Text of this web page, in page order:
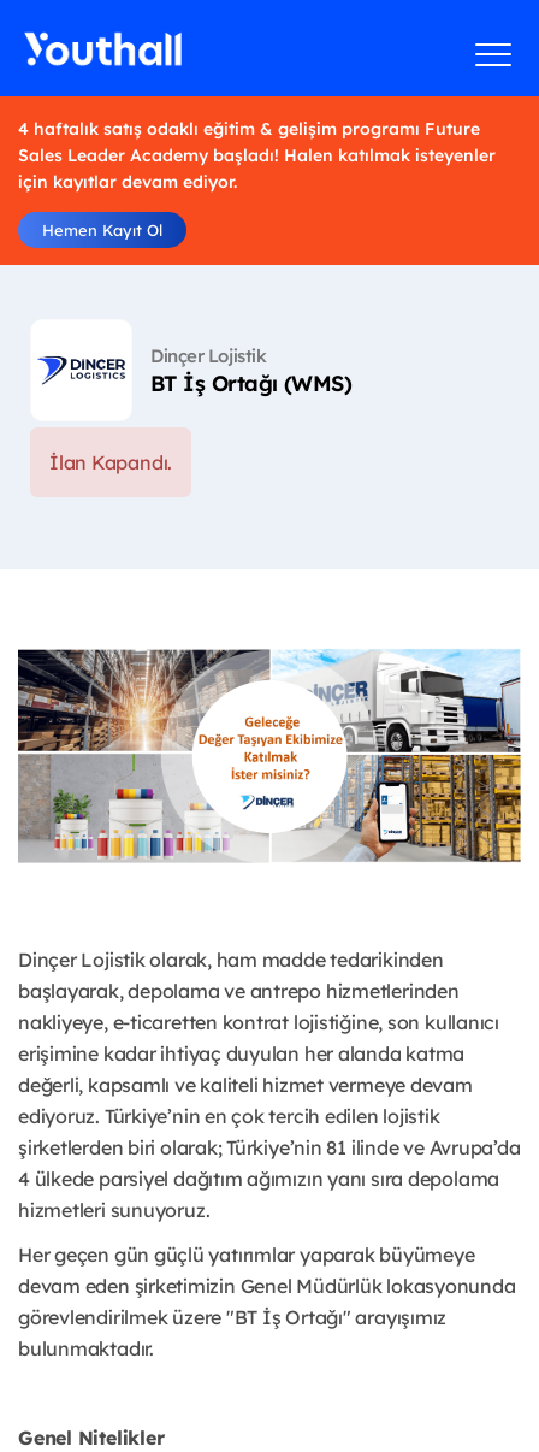
4 haftalık satış odaklı eğitim & gelişim programı Future
Sales Leader Academy başladı! Halen katılmak isteyenler
için kayıtlar devam ediyor.
Hemen Kayıt Ol
Dinçer Lojistik
BT İş Ortağı (WMS)
İlan Kapandı.
Dinçer Lojistik olarak, ham madde tedarikinden
başlayarak, depolama ve antrepo hizmetlerinden
nakliyeye, e-ticaretten kontrat lojistiğine, son kullanıcı
erişimine kadar ihtiyaç duyulan her alanda katma
değerli, kapsamlı ve kaliteli hizmet vermeye devam
ediyoruz. Türkiye’nin en çok tercih edilen lojistik
şirketlerden biri olarak; Türkiye’nin 81 ilinde ve Avrupa’da
4 ülkede parsiyel dağıtım ağımızın yanı sıra depolama
hizmetleri sunuyoruz.
Her geçen gün güçlü yatırımlar yaparak büyümeye
devam eden şirketimizin Genel Müdürlük lokasyonunda
görevlendirilmek üzere "BT İş Ortağı" arayışımız
bulunmaktadır.
Genel Nitelikler